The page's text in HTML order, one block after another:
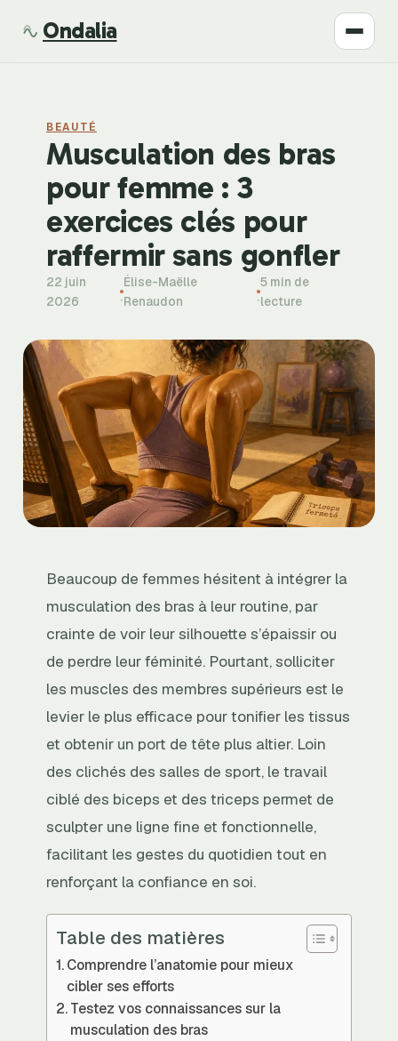
Ondalia
Beauté
Développement
Bien-être
BEAUTÉ
Musculation des bras
pour femme : 3
exercices clés pour
raffermir sans gonfler
22 juin
2026
·
Élise-Maëlle
Renaudon
·
5 min de
lecture
Beaucoup de femmes hésitent à intégrer la
musculation des bras à leur routine, par
crainte de voir leur silhouette s’épaissir ou
de perdre leur féminité. Pourtant, solliciter
les muscles des membres supérieurs est le
levier le plus efficace pour tonifier les tissus
et obtenir un port de tête plus altier. Loin
des clichés des salles de sport, le travail
ciblé des biceps et des triceps permet de
sculpter une ligne fine et fonctionnelle,
facilitant les gestes du quotidien tout en
renforçant la confiance en soi.
Table des matières
Comprendre l’anatomie pour mieux
cibler ses efforts
Testez vos connaissances sur la
musculation des bras